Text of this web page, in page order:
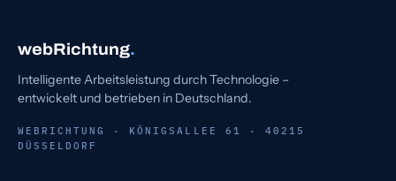
webRichtung.
Intelligente Arbeitsleistung durch Technologie –
entwickelt und betrieben in Deutschland.
WEBRICHTUNG · KÖNIGSALLEE 61 · 40215
DÜSSELDORF